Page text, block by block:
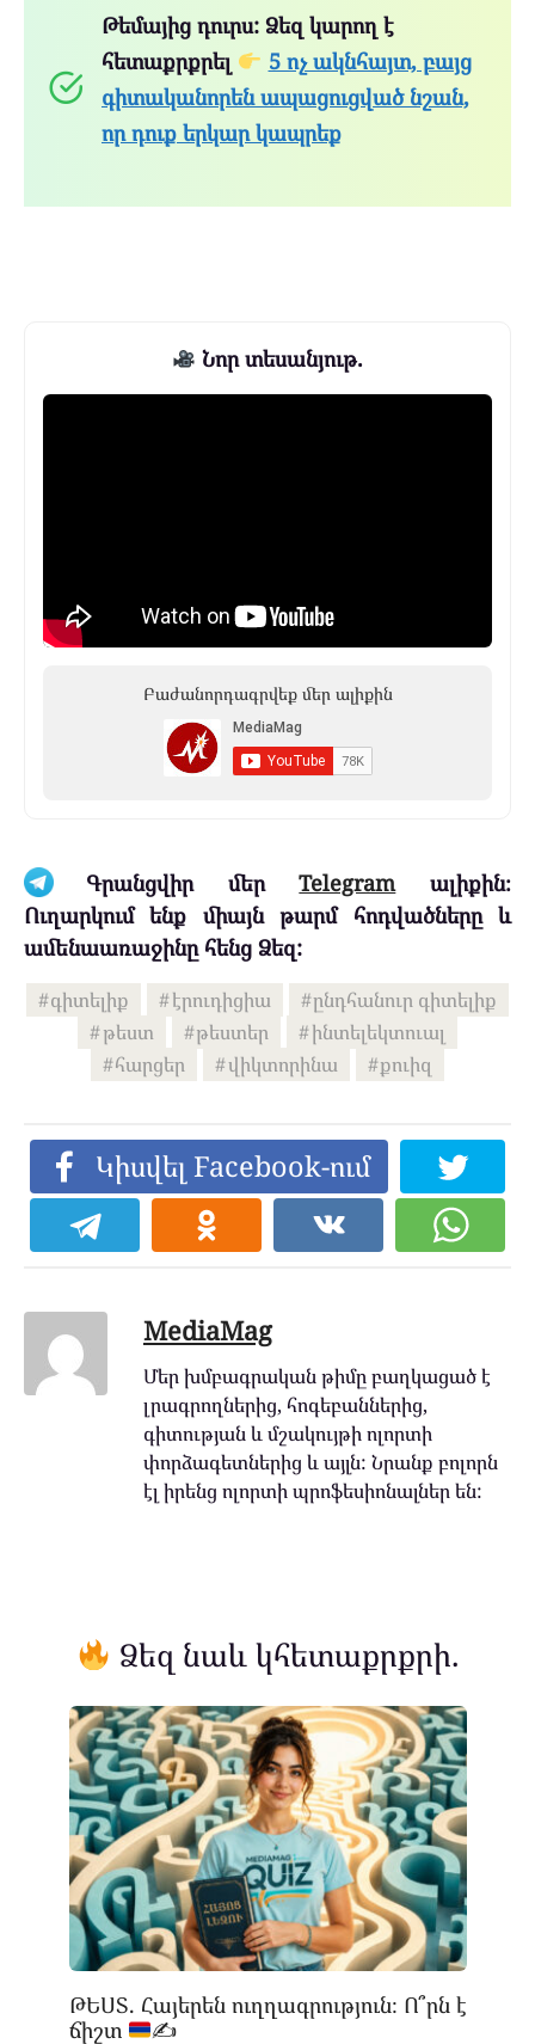
Թեմայից դուրս: Ձեզ կարող է
հետաքրքրել
5 ոչ ակնհայտ, բայց
գիտականորեն ապացուցված նշան,
որ դուք երկար կապրեք
Նոր տեսանյութ.
Բաժանորդագրվեք մեր ալիքին
Գրանցվիր մերTelegramալիքին։
Ուղարկում ենք միայն թարմ հոդվածները և
ամենաառաջինը հենց Ձեզ:
գիտելիք էրուդիցիա
ընդհանուր գիտելիք
թեստ
թեստեր
ինտելեկտուալ
հարցեր
վիկտորինա քուիզ
Կիսվել Facebook-ում
MediaMag
Մեր խմբագրական թիմը բաղկացած է
լրագրողներից, հոգեբաններից,
գիտության և մշակույթի ոլորտի
փորձագետներից և այլն: Նրանք բոլորն
էլ իրենց ոլորտի պրոֆեսիոնալներ են:
Ձեզ նաև կհետաքրքրի.
ԹԵՍՏ. Հայերեն ուղղագրություն։ Ո՞րն է
ճիշտ
✍